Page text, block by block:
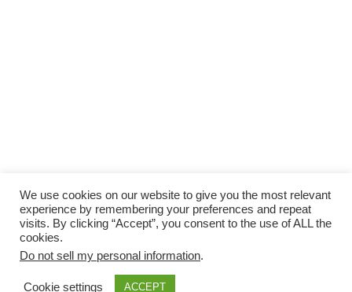
We use cookies on our website to give you the most relevant
experience by remembering your preferences and repeat
visits. By clicking “Accept”, you consent to the use of ALL the
cookies.